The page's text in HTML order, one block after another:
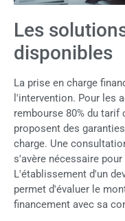
Les
disponibles
La prise en charge
l'intervention. Pour les
rembourse 80% du
proposent des
charge. Une
s'avère nécessaire
L'établissement d'un
permet d'évaluer le
financement avec sa